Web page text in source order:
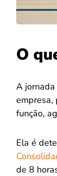
O
A
empresa,
função,
Ela é
de 8